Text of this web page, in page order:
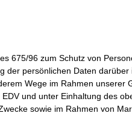
675/96 zum Schutz von
der persönlichen Daten
Wege im Rahmen unserer
und unter Einhaltung des
sowie im Rahmen von